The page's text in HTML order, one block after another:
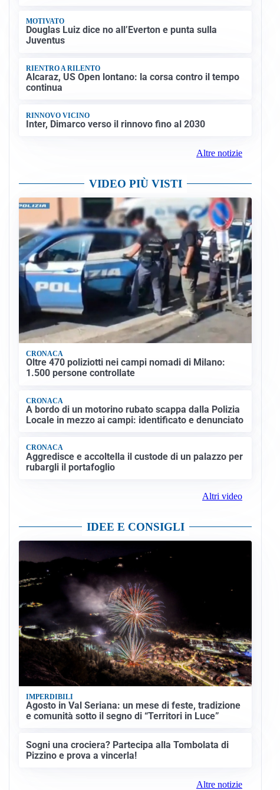
MOTIVATO
Douglas Luiz dice no all’Everton e punta sulla
Juventus
RIENTRO A RILENTO
Alcaraz, US Open lontano: la corsa contro il tempo
continua
RINNOVO VICINO
Inter, Dimarco verso il rinnovo fino al 2030
Altre notizie
VIDEO PIÙ VISTI
CRONACA
Oltre 470 poliziotti nei campi nomadi di Milano:
1.500 persone controllate
CRONACA
A bordo di un motorino rubato scappa dalla Polizia
Locale in mezzo ai campi: identificato e denunciato
CRONACA
Aggredisce e accoltella il custode di un palazzo per
rubargli il portafoglio
Altri video
IDEE E CONSIGLI
IMPERDIBILI
Agosto in Val Seriana: un mese di feste, tradizione
e comunità sotto il segno di “Territori in Luce”
Sogni una crociera? Partecipa alla Tombolata di
Pizzino e prova a vincerla!
Altre notizie